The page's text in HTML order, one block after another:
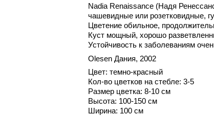
Nadia Renaissance (Надя
чашевидные или розетковидные,
Цветение обильное,
Куст мощный, хорошо
Устойчивость к заболеваниям
Olesen Дания, 2002
Цвет: темно-красный
Кол-во цветков на стебле: 3-5
Размер цветка: 8-10 см
Высота: 100-150 см
Ширина: 100 см